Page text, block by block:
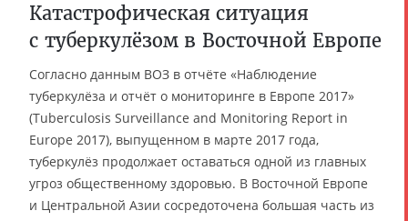
Катастрофическая ситуация
с туберкулёзом в Восточной Европе
Согласно данным ВОЗ в отчёте «Наблюдение
туберкулёза и отчёт о мониторинге в Европе 2017»
(Tuberculosis Surveillance and Monitoring Report in
Europe 2017), выпущенном в марте 2017 года,
туберкулёз продолжает оставаться одной из главных
угроз общественному здоровью. В Восточной Европе
и Центральной Азии сосредоточена большая часть из